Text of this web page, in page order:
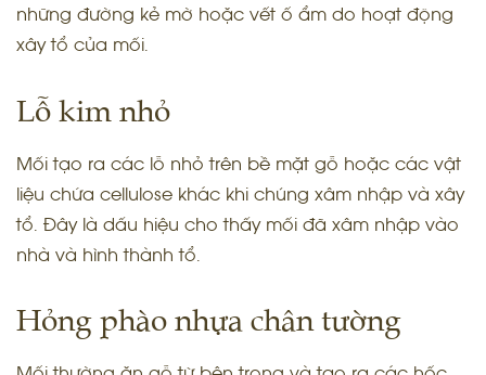
những đường kẻ mờ hoặc vết ố ẩm do hoạt động
xây tổ của mối.
Lỗ kim nhỏ
Mối tạo ra các lỗ nhỏ trên bề mặt gỗ hoặc các vật
liệu chứa cellulose khác khi chúng xâm nhập và xây
tổ. Đây là dấu hiệu cho thấy mối đã xâm nhập vào
nhà và hình thành tổ.
Hỏng phào nhựa chân tường